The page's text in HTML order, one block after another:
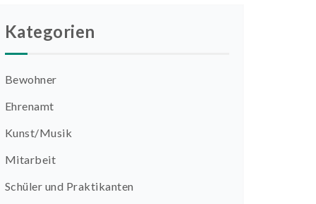
Kategorien
Bewohner
Ehrenamt
Kunst/Musik
Mitarbeit
Schüler und Praktikanten